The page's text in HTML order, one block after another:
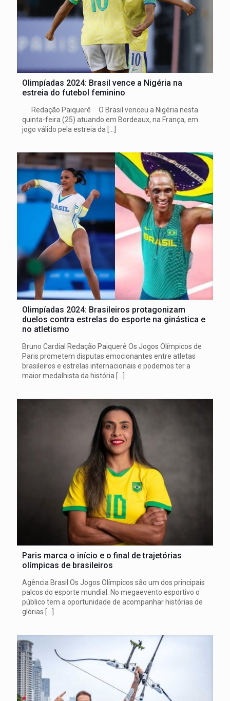
Olimpíadas 2024: Brasil vence a Nigéria na
estreia do futebol feminino
Redação Paiquerê O Brasil venceu a Nigéria nesta
quinta-feira (25) atuando em Bordeaux, na França, em
jogo válido pela estreia da
Olimpíadas 2024: Brasileiros protagonizam
duelos contra estrelas do esporte na ginástica e
no atletismo
Bruno Cardial Redação Paiquerê Os Jogos Olímpicos de
Paris prometem disputas emocionantes entre atletas
brasileiros e estrelas internacionais e podemos ter a
maior medalhista da história […]
Paris marca o início e o final de trajetórias
olímpicas de brasileiros
Agência Brasil Os Jogos Olímpicos são um dos principais
palcos do esporte mundial. No megaevento esportivo o
público tem a oportunidade de acompanhar histórias de
glórias